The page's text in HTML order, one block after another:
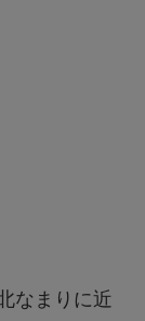
なまりに近